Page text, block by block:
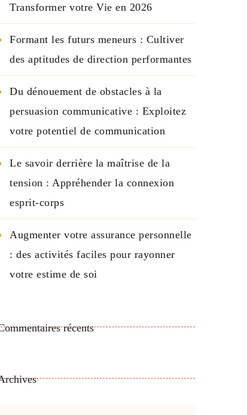
Transformer votre Vie en 2026
Formant les futurs meneurs : Cultiver
des aptitudes de direction performantes
Du dénouement de obstacles à la
persuasion communicative : Exploitez
votre potentiel de communication
Le savoir derrière la maîtrise de la
tension : Appréhender la connexion
esprit-corps
Augmenter votre assurance personnelle
: des activités faciles pour rayonner
votre estime de soi
récents